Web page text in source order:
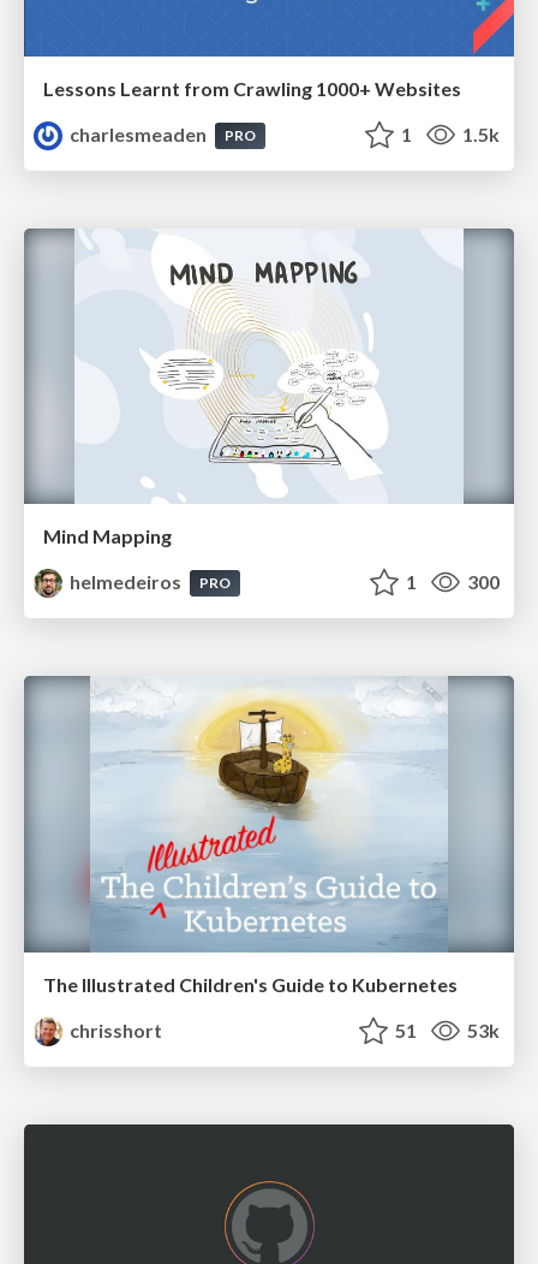
Lessons Learnt from Crawling 1000+ Websites
charlesmeaden
PRO 1 1.5k
Mind Mapping
helmedeiros
PRO 1 300
The Illustrated Children's Guide to Kubernetes
chrisshort
51 53k